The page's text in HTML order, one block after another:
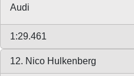
Audi
1:29.461
12. Nico Hulkenberg